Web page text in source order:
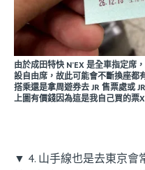
由於成田特快 N’EX 是全車指定席
設自由席，故此可能會不斷換座都
搭乘還是拿周遊券去 JR 售票處或
上圖有價錢因為這是我自己買的票
▼ 4. 山手線也是去東京會